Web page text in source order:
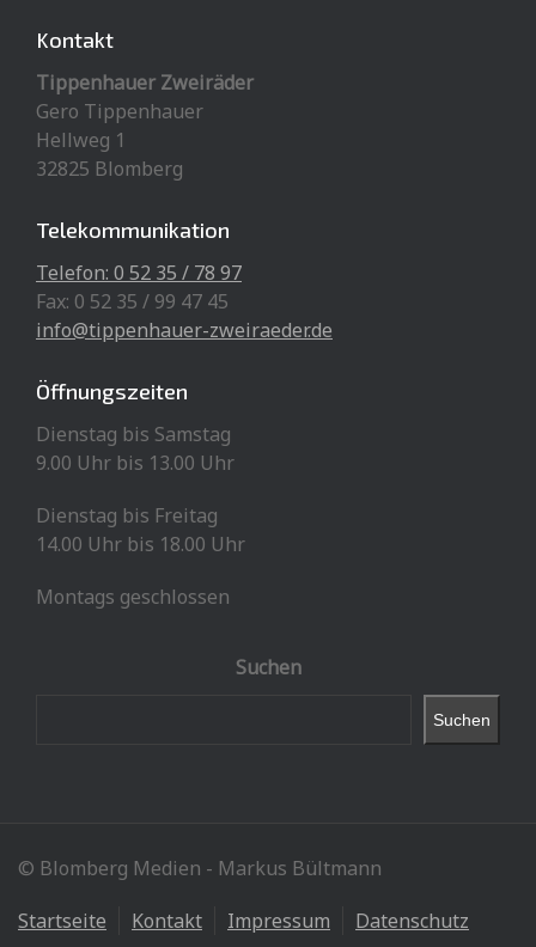
Kontakt
Tippenhauer Zweiräder
Gero Tippenhauer
Hellweg 1
32825 Blomberg
Telekommunikation
Telefon: 0 52 35 / 78 97
Fax: 0 52 35 / 99 47 45
info@tippenhauer-zweiraeder.de
Öffnungszeiten
Dienstag bis Samstag
9.00 Uhr bis 13.00 Uhr
Dienstag bis Freitag
14.00 Uhr bis 18.00 Uhr
Montags geschlossen
Suchen
Suchen
© Blomberg Medien - Markus Bültmann
Startseite
Kontakt Impressum Datenschutz